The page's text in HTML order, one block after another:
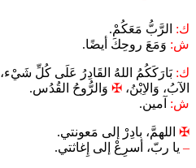
ك: الرَّبُّ مَعَكُمْ.
ش: وَمَعَ روحِكَ أيضًا.
ك: بَارَكَكُمُ اللهُ القَادِرُ عَلَى كُلِّ شَيْء،
الآبُ، وَالاِبْنُ، ✠ وَالرُّوحُ القُدُس.
ش: آمين.
✠ اللهمَّ، بادِرْ إلى مَعونتي.
– يا ربّ، أسرِعْ إلى إِغاثتي.